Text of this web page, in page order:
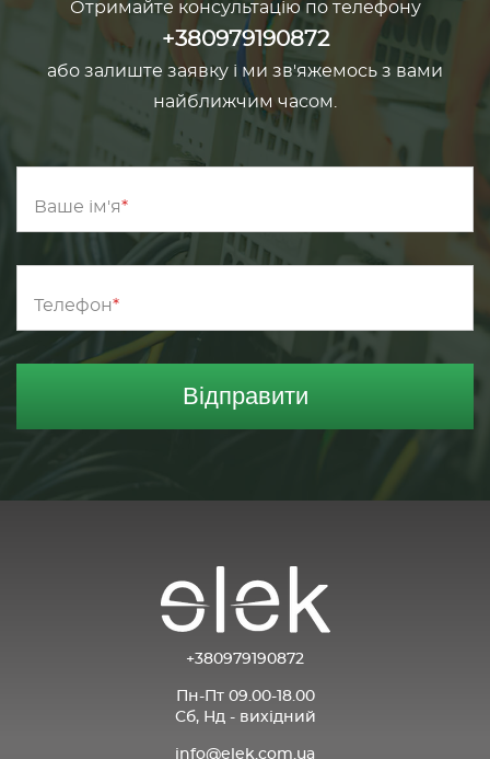
Отримайте консультацію по телефону
+380979190872
або залиште заявку і ми зв'яжемось з вами
найближчим часом.
Ваше ім'я
Телефон
Відправити
+380979190872
Пн-Пт 09.00-18.00
Сб, Нд - вихідний
info@elek.com.ua